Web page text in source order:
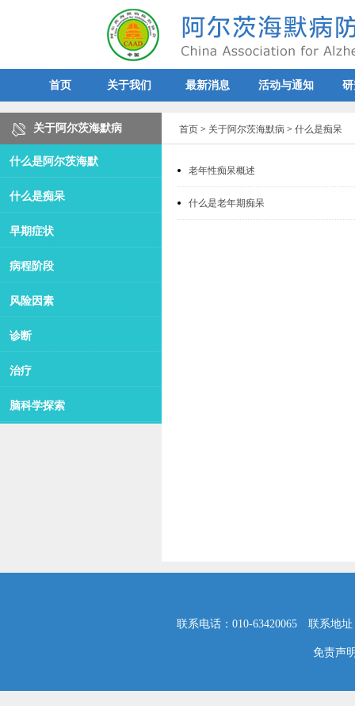
首页 关于我们 最新消息 活动与通知
关于阿尔茨海默病
什么是阿尔茨海默
什么是痴呆
早期症状
病程阶段
风险因素
诊断
治疗
脑科学探索
首页 > 关于阿尔茨海默病 > 什么是痴呆
老年性痴呆概述
什么是老年期痴呆
联系电话：010-63420065 联系地
免责声